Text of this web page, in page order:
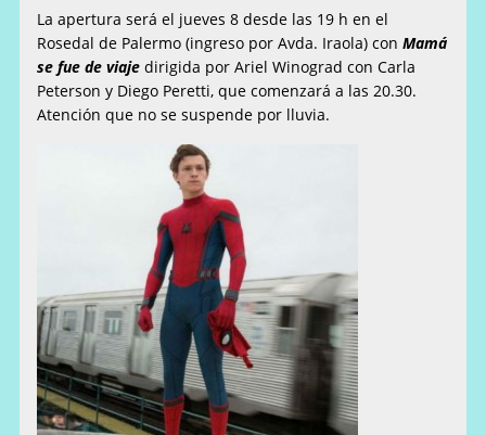
La apertura será el jueves 8 desde las 19 h en el
Rosedal de Palermo (ingreso por Avda. Iraola) conMamá
se fue de viaje dirigida por Ariel Winograd con Carla
Peterson y Diego Peretti, que comenzará a las 20.30.
Atención que no se suspende por lluvia.